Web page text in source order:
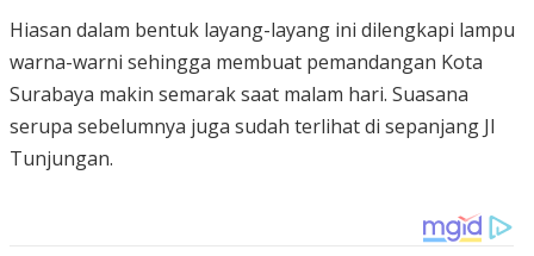
Hiasan dalam bentuk layang-layang ini dilengkapi lampu
warna-warni sehingga membuat pemandangan Kota
Surabaya makin semarak saat malam hari. Suasana
serupa sebelumnya juga sudah terlihat di sepanjang Jl
Tunjungan.